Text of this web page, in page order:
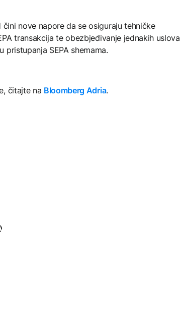
nove napore da se osiguraju tehničke
transakcija te obezbjeđivanje jednakih uslova
SEPA shemama.
čitajte na Bloomberg Adria.